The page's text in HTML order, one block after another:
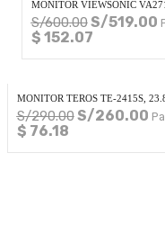
MONITOR VIEWSONIC
S/600.00S/519.00
$ 152.07
MONITOR TEROS TE-2415S,
S/290.00S/260.00
$ 76.18